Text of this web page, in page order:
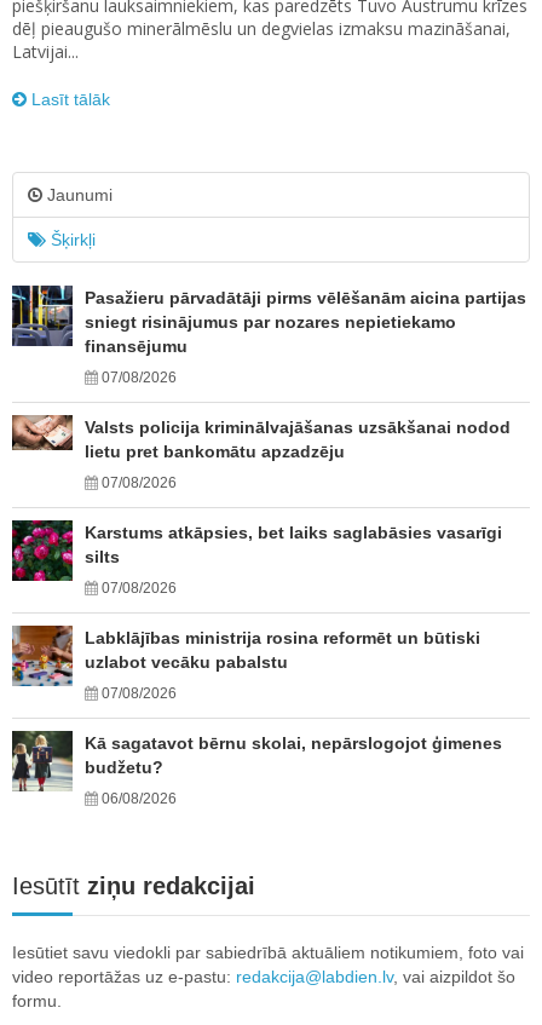
piešķiršanu lauksaimniekiem, kas paredzēts Tuvo Austrumu krīzes
dēļ pieaugušo minerālmēslu un degvielas izmaksu mazināšanai,
Latvijai...
Lasīt tālāk
Jaunumi
Šķirkļi
Pasažieru pārvadātāji pirms vēlēšanām aicina partijas
sniegt risinājumus par nozares nepietiekamo
finansējumu
07/08/2026
Valsts policija kriminālvajāšanas uzsākšanai nodod
lietu pret bankomātu apzadzēju
07/08/2026
Karstums atkāpsies, bet laiks saglabāsies vasarīgi
silts
07/08/2026
Labklājības ministrija rosina reformēt un būtiski
uzlabot vecāku pabalstu
07/08/2026
Kā sagatavot bērnu skolai, nepārslogojot ģimenes
budžetu?
06/08/2026
Iesūtīt ziņu redakcijai
Iesūtiet savu viedokli par sabiedrībā aktuāliem notikumiem, foto vai
video reportāžas uz e-pastu: redakcija@labdien.lv, vai aizpildot šo
formu.